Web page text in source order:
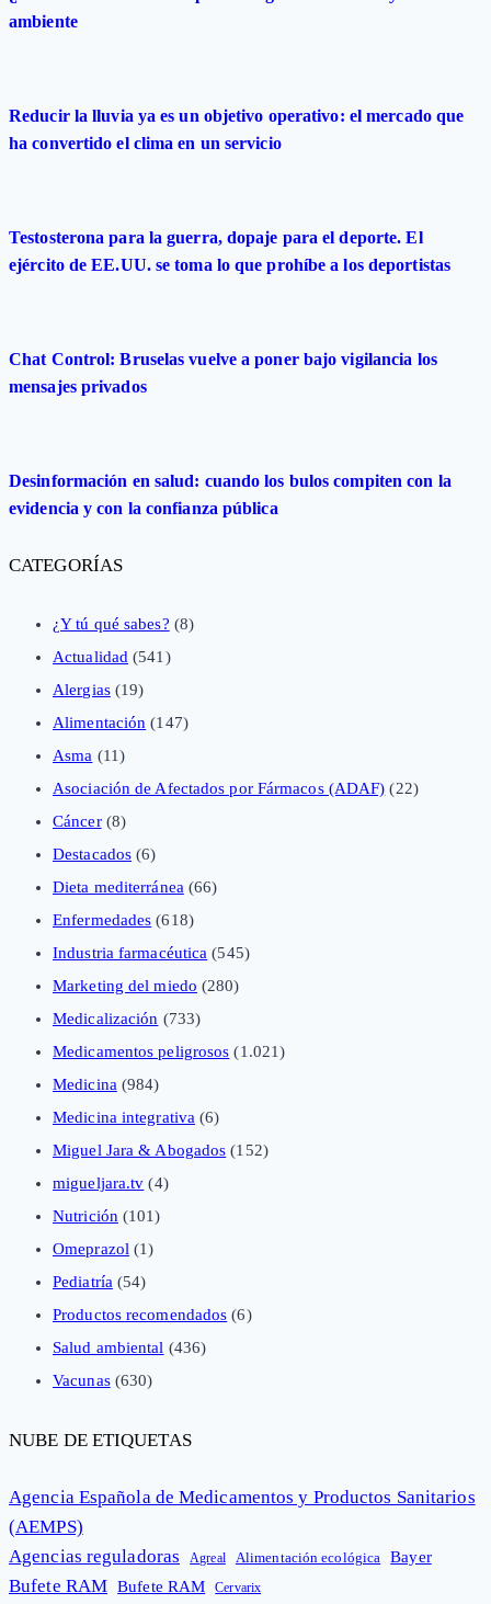
ambiente
Reducir la lluvia ya es un objetivo operativo: el mercado que
ha convertido el clima en un servicio
Testosterona para la guerra, dopaje para el deporte. El
ejército de EE.UU. se toma lo que prohíbe a los deportistas
Chat Control: Bruselas vuelve a poner bajo vigilancia los
mensajes privados
Desinformación en salud: cuando los bulos compiten con la
evidencia y con la confianza pública
CATEGORÍAS
¿Y tú qué sabes? (8)
Actualidad (541)
Alergias(19)
Alimentación (147)
Asma (11)
Asociación de Afectados por Fármacos (ADAF) (22)
Cáncer(8)
Destacados (6)
Dieta mediterránea(66)
Enfermedades (618)
Industria farmacéutica (545)
Marketing del miedo (280)
Medicalización (733)
Medicamentos peligrosos (1.021)
Medicina(984)
Medicina integrativa (6)
Miguel Jara & Abogados (152)
migueljara.tv (4)
Nutrición(101)
Omeprazol(1)
Pediatría(54)
Productos recomendados (6)
Salud ambiental (436)
Vacunas(630)
NUBE DE ETIQUETAS
Agencia Española de Medicamentos y Productos Sanitarios
(AEMPS)
Agencias reguladoras
Agreal Alimentación ecológica Bayer
Bufete RAM Bufete RAM Cervarix